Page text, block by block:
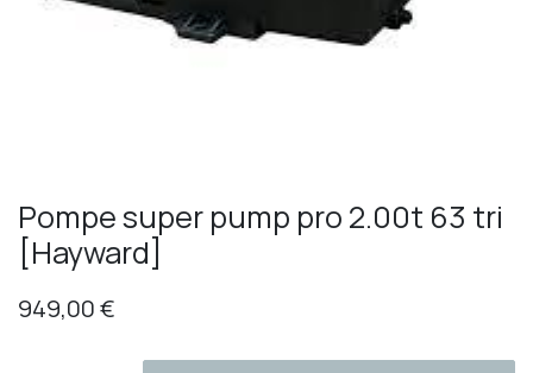
Pompe super pump pro 2.00t 63 tri
[Hayward]
949,00€